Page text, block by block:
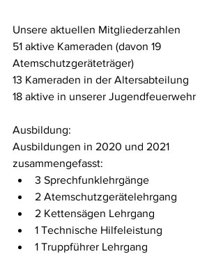
Unsere aktuellen Mitgliederzahlen
51 aktive Kameraden (davon 19
Atemschutzgeräteträger)
13 Kameraden in der Altersabteilung
18 aktive in unserer Jugendfeuerwehr
Ausbildung:
Ausbildungen in 2020 und 2021
zusammengefasst:
3 Sprechfunklehrgänge
2 Atemschutzgerätelehrgang
2 Kettensägen Lehrgang
1 Technische Hilfeleistung
1 Truppführer Lehrgang